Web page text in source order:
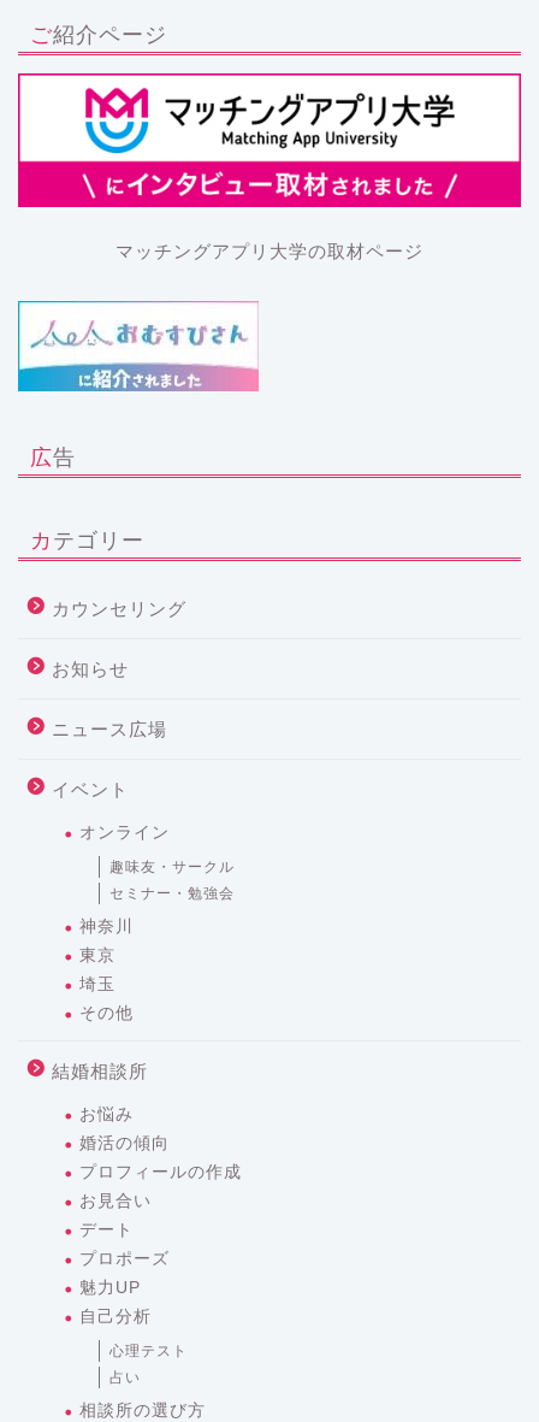
ご紹介ページ
マッチングアプリ大学の取材ページ
広告
カテゴリー
カウンセリング
お知らせ
ニュース広場
イベント
オンライン
趣味友・サークル
セミナー・勉強会
神奈川
東京
埼玉
その他
結婚相談所
お悩み
婚活の傾向
プロフィールの作成
お見合い
デート
プロポーズ
魅力UP
自己分析
心理テスト
占い
相談所の選び方